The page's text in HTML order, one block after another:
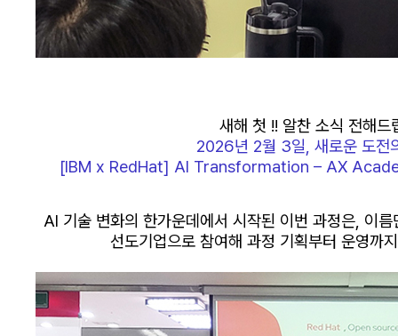
새해 첫 !! 알찬 소식 전해드
2026년 2월 3일, 새로운 도전
[IBM x RedHat] AI Transformation – AX
AI 기술 변화의 한가운데에서 시작된 이번 과정은, 이름
선도기업으로 참여해 과정 기획부터 운영까